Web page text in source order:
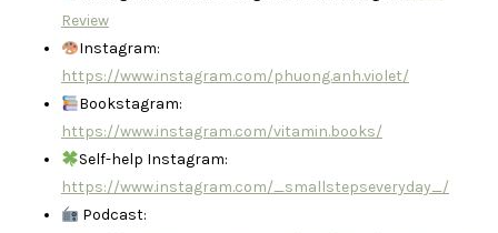
Review
Instagram:
https://www.instagram.com/phuong.anh.violet/
Bookstagram:
https://www.instagram.com/vitamin.books/
Self-help Instagram:
https://www.instagram.com/_smallstepseveryday_/
Podcast: